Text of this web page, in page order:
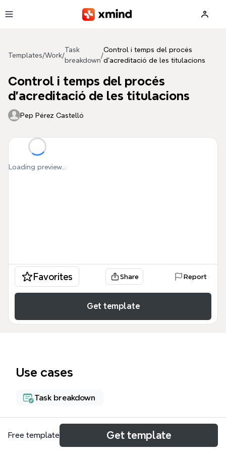
Templates/Work/
Task
breakdown
/
Control i temps del procés
d'acreditació de les titulacions
Control i temps del procés
d'acreditació de les titulacions
Pep Pérez Castelló
Loading preview...
Favorites Share Report
Get template
Use cases
Task breakdown
About
Free template Get template